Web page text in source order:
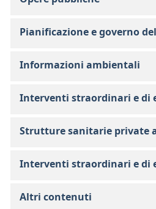
Pianificazione e governo
Informazioni ambientali
Interventi straordinari e di
Strutture sanitarie private
Interventi straordinari e di
Altri contenuti